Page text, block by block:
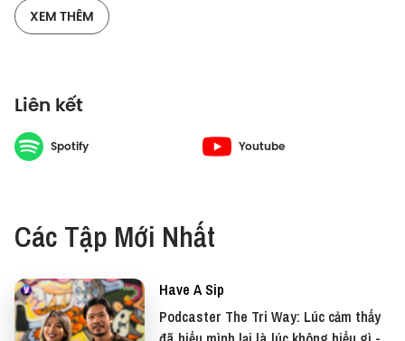
Trong tập podcast này, Giang Ơi chia sẻ về những
trải nghiệm mới mẻ của mình, từ cách giao tiếp và
đuổi lối sống Zero Waste, nhưng chị Giang nhận ra
“không thể theo đuổi con đường này", thay vào đó
Giang lựa chọn lối sống phù hợp, giảm dấu chân
creator 5 năm qua đã thay đổi ra sao? Cùng host
Đừng quên có thể xem bản video của podcast này
XEM THÊM
Liên kết
Spotify Youtube
Các Tập Mới Nhất
Have A Sip
Podcaster The Tri Way: Lúc cảm thấy